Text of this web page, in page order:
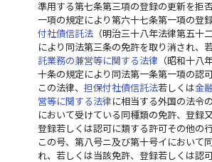
準用する第七条第三項の登録の更新を拒
一項の規定により第六十七条第一項の登
付社債信託法（明治三十八年法律第五十
により同法第三条の免許を取り消され、
託業務の兼営等に関する法律 （昭和十八
十条の規定により同法第一条第一項の認
この法律、 担保付社債信託法若しくは金
営等に関する法律に相当する外国の法令
において受けている同種類の免許、登録
登録若しくは認可に類する許可その他の
この号、第八号ニ及び第十号イにおいて
れ、若しくは当該免許、登録若しくは認